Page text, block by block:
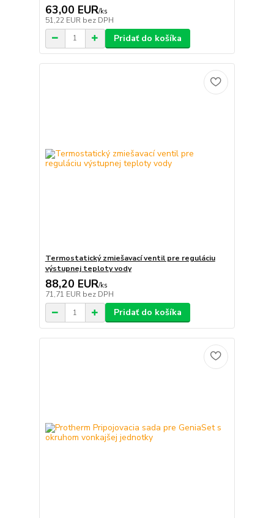
63,00 EUR/ks
51,22 EUR bez DPH
Pridať do košíka
Termostatický zmiešavací ventil pre reguláciu
výstupnej teploty vody
88,20 EUR/ks
71,71 EUR bez DPH
Pridať do košíka